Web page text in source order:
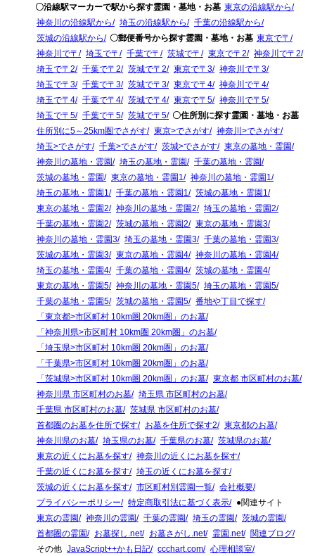
〇沿線駅マーカーで駅から探す霊園・墓地・お墓 東京の沿線駅から
神奈川の沿線駅から
埼玉の沿線駅から
千葉の沿線駅から
茨城の沿線駅から
〇郵便番号から探す霊園・墓地・お墓 東京で〒
神奈川で〒
埼玉で〒 千葉で〒 茨城で〒 東京で〒2
神奈川で〒2
埼玉で〒2
千葉で〒2 茨城で〒2 東京で〒3
神奈川で〒3
埼玉で〒3
千葉で〒3 茨城で〒3 東京で〒4
神奈川で〒4
埼玉で〒4
千葉で〒4 茨城で〒4 東京で〒5
神奈川で〒5
埼玉で〒5
千葉で〒5 茨城で〒5
〇住所別に探す霊園・墓地・お墓
住所別に5～25km圏でさがす
東京>でさがす
神奈川>でさがす
埼玉>でさがす
千葉>でさがす 茨城>でさがす
東京の墓地・霊園
神奈川の墓地・霊園
埼玉の墓地・霊園
千葉の墓地・霊園
茨城の墓地・霊園
東京の墓地・霊園1
神奈川の墓地・霊園1
埼玉の墓地・霊園1
千葉の墓地・霊園1
茨城の墓地・霊園1
東京の墓地・霊園2
神奈川の墓地・霊園2
埼玉の墓地・霊園2
千葉の墓地・霊園2
茨城の墓地・霊園2
東京の墓地・霊園3
神奈川の墓地・霊園3
埼玉の墓地・霊園3
千葉の墓地・霊園3
茨城の墓地・霊園3
東京の墓地・霊園4
神奈川の墓地・霊園4
埼玉の墓地・霊園4
千葉の墓地・霊園4
茨城の墓地・霊園4
東京の墓地・霊園5
神奈川の墓地・霊園5
埼玉の墓地・霊園5
千葉の墓地・霊園5
茨城の墓地・霊園5
番地や丁目で探す
「東京都>市区町村 10km圏 20km圏」のお墓
「神奈川県>市区町村 10km圏 20km圏」のお墓
「埼玉県>市区町村 10km圏 20km圏」のお墓
「千葉県>市区町村 10km圏 20km圏」のお墓
「茨城県>市区町村 10km圏 20km圏」のお墓
東京都 市区町村のお墓
神奈川県 市区町村のお墓
埼玉県 市区町村のお墓
千葉県 市区町村のお墓
茨城県 市区町村のお墓
首都圏のお墓を住所で探す
お墓を住所で探す2
東京都のお墓
神奈川県のお墓
埼玉県のお墓 千葉県のお墓
茨城県のお墓
東京の近くにお墓を探す
神奈川の近くにお墓を探す
千葉の近くにお墓を探す
埼玉の近くにお墓を探す
茨城の近くにお墓を探す
市区町村別霊園一覧
会社概要
プライバシーポリシー
特定商取引法に基づく表示
●関連サイト
東京の霊園
神奈川の霊園 千葉の霊園 埼玉の霊園
茨城の霊園
首都圏の霊園
お墓探し.net お墓さがし.net 霊園.net
関連ブログ
その他 JavaScript++かも日記 ccchart.com 心理相談室